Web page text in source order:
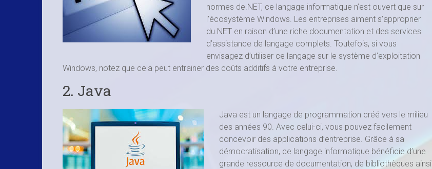
normes de.NET, ce langage informatique n’est ouvert que sur
l’écosystème Windows. Les entreprises aiment s’approprier
du.NET en raison d’une riche documentation et des services
d’assistance de langage complets. Toutefois, si vous
envisagez d’utiliser ce langage sur le système d’exploitation
Windows, notez que cela peut entrainer des coûts additifs à votre entreprise.
2. Java
Java est un langage de programmation créé vers le milieu
des années 90. Avec celui-ci, vous pouvez facilement
concevoir des applications d’entreprise. Grâce à sa
démocratisation, ce langage informatique bénéficie d’une
grande ressource de documentation, de bibliothèques ainsi